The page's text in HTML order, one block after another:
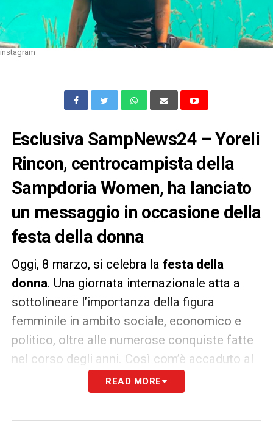
instagram
Esclusiva SampNews24 – Yoreli
Rincon, centrocampista della
Sampdoria Women, ha lanciato
un messaggio in occasione della
festa della donna
Oggi, 8 marzo, si celebra la festa della
donna. Una giornata internazionale atta a
sottolineare l’importanza della figura
femminile in ambito sociale, economico e
politico, oltre alle numerose conquiste fatte
nel corso degli anni. Così com’è accaduto al
mondo del calcio, diventato di recente sport
professionistico. Su questo aspetto si è
READ MORE